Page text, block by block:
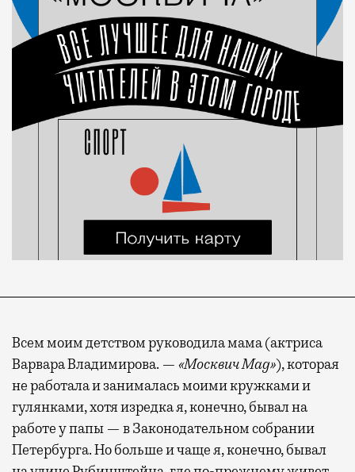
Всем моим детством руководила мама (актриса
Варвара Владимирова. — «Москвич Mag»), которая
не работала и занималась моими кружками и
гулянками, хотя изредка я, конечно, бывал на
работе у папы — в Законодательном собрании
Петербурга. Но больше и чаще я, конечно, бывал